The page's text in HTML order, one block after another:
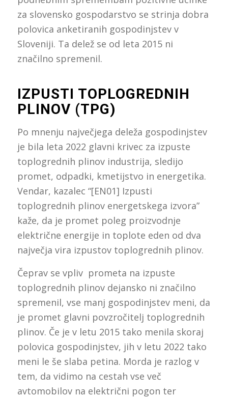
za slovensko gospodarstvo se strinja dobra
polovica anketiranih gospodinjstev v
Sloveniji. Ta delež se od leta 2015 ni
značilno spremenil.
IZPUSTI TOPLOGREDNIH
PLINOV (TPG)
Po mnenju največjega deleža gospodinjstev
je bila leta 2022 glavni krivec za izpuste
toplogrednih plinov industrija, sledijo
promet, odpadki, kmetijstvo in energetika.
Vendar, kazalec “[EN01] Izpusti
toplogrednih plinov energetskega izvora”
kaže, da je promet poleg proizvodnje
električne energije in toplote eden od dva
največja vira izpustov toplogrednih plinov.
Čeprav se vpliv prometa na izpuste
toplogrednih plinov dejansko ni značilno
spremenil, vse manj gospodinjstev meni, da
je promet glavni povzročitelj toplogrednih
plinov. Če je v letu 2015 tako menila skoraj
polovica gospodinjstev, jih v letu 2022 tako
meni le še slaba petina. Morda je razlog v
tem, da vidimo na cestah vse več
avtomobilov na električni pogon ter